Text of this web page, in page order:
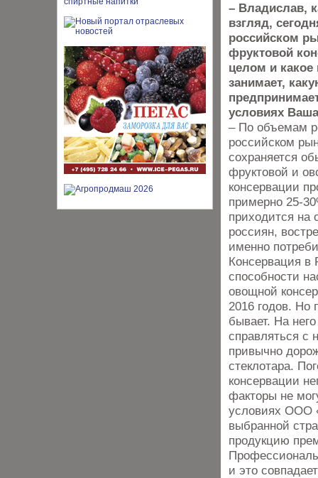
– Владислав,
взгляд,
российском
фруктовой
целом и какое
занимает,
условиях
– По объемам
российском
сохраняется
фруктовой и
консервации
примерно 25-
приходится
россиян,
именно
Консервация в
способности
овощной
2016 годов. Но
бывает. На
справляться с
привычно
стеклотара.
консервации
факторы не
условиях ООО
выбранной
продукцию
и это